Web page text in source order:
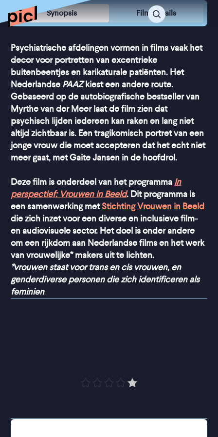
Synopsis Film Details
Psychiatrische afdelingen vormen in films vaak het
decor voor portretten van excentrieke
buitenbeentjes en karikaturale patiënten. Het
Nederlandse PAAZkiest een andere route.
Gebaseerd op de autobiografische bestseller van
Myrthe van der Meer laat de film zien dat
psychisch lijden iedereen kan raken en lang niet
altijd zichtbaar is. Een tragikomisch portret van een
jonge vrouw die moet accepteren dat het echt niet
meer gaat, met Gaite Jansen in de hoofdrol.
Deze film is onderdeel van het programma In
perspectief: Vrouwen in Beeld. Dit programma is
een samenwerking met Stichting Vrouwen in Beeld
die zich inzet voor een diverse en inclusieve film-
en audiovisuele sector. Het doel is onder andere
om een rijkdom aan Nederlandse films en het werk
van vrouwelijke* makers uit te lichten.
*vrouwen staat voor trans en cis vrouwen, en
genderdiverse personen die zich identificeren als
feminien
Emma belandt op de PAAZ: de Psychiatrische